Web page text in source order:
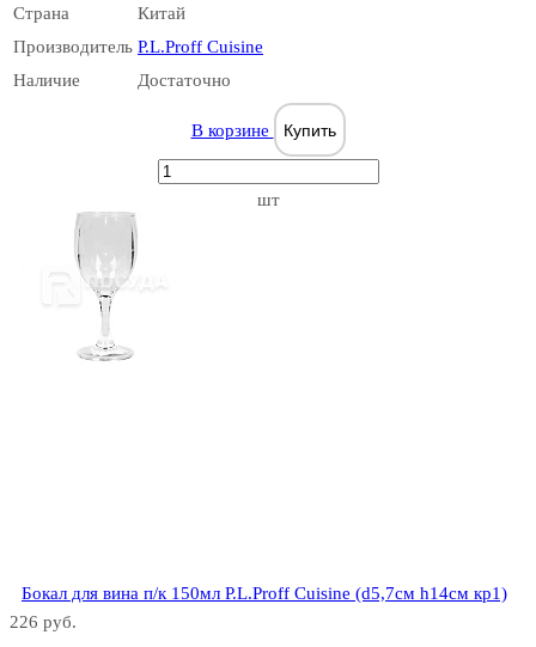
Страна
Китай
Производитель P.L.Proff Cuisine
Наличие
Достаточно
В корзине Купить
шт
Бокал для вина п/к 150мл P.L.Proff Cuisine (d5,7см h14см кр1)
226 руб.